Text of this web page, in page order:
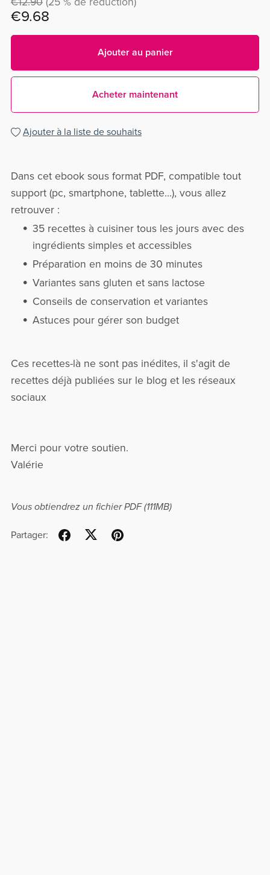
€9.68
Ajouter au panier
Acheter maintenant
Ajouter à la liste de souhaits
Dans cet ebook sous format PDF, compatible tout
support (pc, smartphone, tablette...), vous allez
retrouver :
35 recettes à cuisiner tous les jours avec des
ingrédients simples et accessibles
Préparation en moins de 30 minutes
Variantes sans gluten et sans lactose
Conseils de conservation et variantes
Astuces pour gérer son budget
Ces recettes-là ne sont pas inédites, il s'agit de
recettes déjà publiées sur le blog et les réseaux
sociaux
Merci pour votre soutien.
Valérie
Vous obtiendrez un fichier PDF(111MB)
Partager: